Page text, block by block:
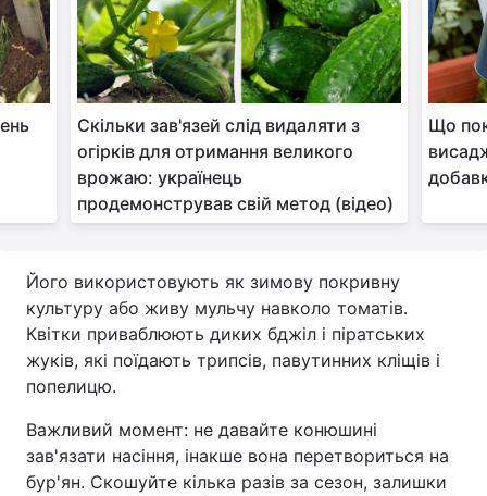
Скільки зав'язей слід видаляти з
огірків для отримання великого
врожаю: українець
продемонстрував свій метод (відео)
Що
Його використовують як зимову покривну
культуру або живу мульчу навколо томатів.
Квітки приваблюють диких бджіл і піратських
жуків, які поїдають трипсів, павутинних кліщів і
попелицю.
Важливий момент: не давайте конюшині
зав'язати насіння, інакше вона перетвориться на
бур'ян. Скошуйте кілька разів за сезон, залишки